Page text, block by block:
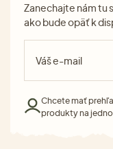
Zanechajte nám tu
ako bude opäť k
Chcete mať
produkty na